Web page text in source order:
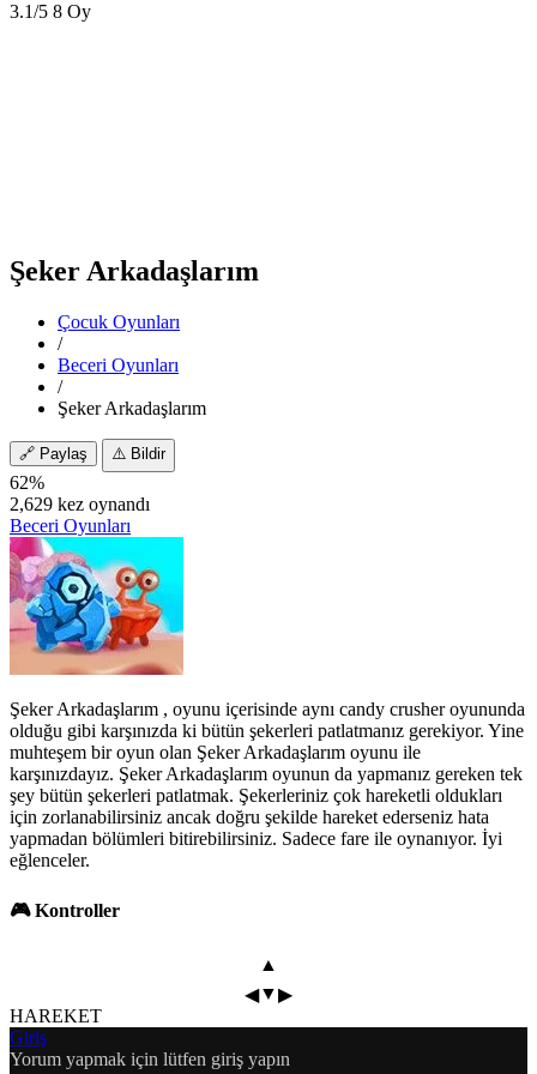
3.1/5 8 Oy
Şeker Arkadaşlarım
Çocuk Oyunları
/
Beceri Oyunları
/
Şeker Arkadaşlarım
🔗 Paylaş ⚠️ Bildir
62%
2,629 kez oynandı
Beceri Oyunları
Şeker Arkadaşlarım , oyunu içerisinde aynı candy crusher oyununda
olduğu gibi karşınızda ki bütün şekerleri patlatmanız gerekiyor. Yine
muhteşem bir oyun olan Şeker Arkadaşlarım oyunu ile
karşınızdayız. Şeker Arkadaşlarım oyunun da yapmanız gereken tek
şey bütün şekerleri patlatmak. Şekerleriniz çok hareketli oldukları
için zorlanabilirsiniz ancak doğru şekilde hareket ederseniz hata
yapmadan bölümleri bitirebilirsiniz. Sadece fare ile oynanıyor. İyi
eğlenceler.
🎮 Kontroller
▲
◀▼▶
HAREKET
Giriş
Yorum yapmak için lütfen giriş yapın